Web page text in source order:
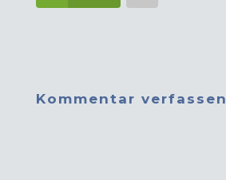
Kommentar verfassen